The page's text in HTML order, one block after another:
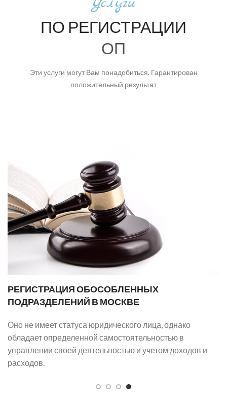
ПО РЕГИСТРАЦИИ
ОП
Эти услуги могут Вам понадобиться. Гарантирован
положительный результат
РЕГИСТРАЦИЯ ОБОСОБЛЕННЫХ
ПОДРАЗДЕЛЕНИЙ В МОСКВЕ
Оно не имеет статуса юридического лица, однако
обладает определенной самостоятельностью в
управлении своей деятельностью и учетом доходов и
расходов.